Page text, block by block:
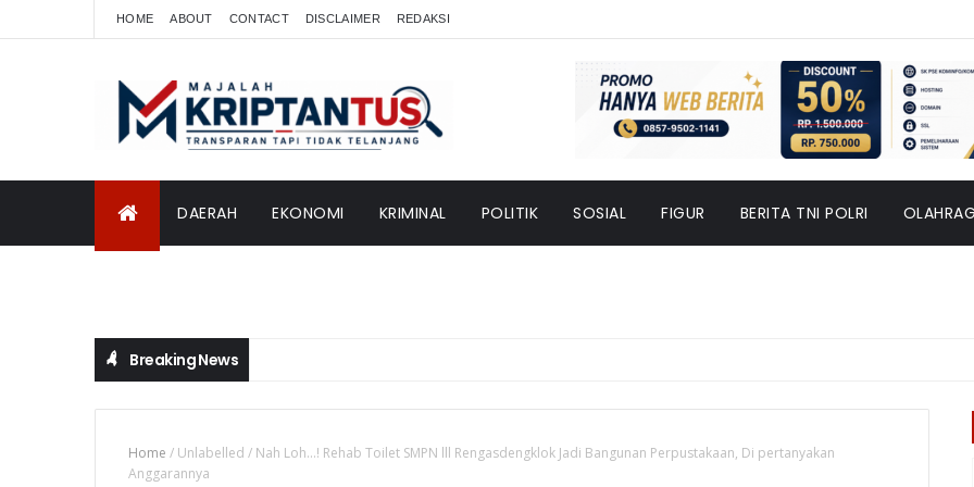
HOME ABOUT CONTACT DISCLAIMER REDAKSI
DAERAH EKONOMI KRIMINAL POLITIK SOSIAL FIGUR BERITA TNI POLRI
Breaking News
Home / Unlabelled / Nah Loh...! Rehab Toilet SMPN lll Rengasdengklok Jadi Bangunan Perpustakaan, Di pertanyakan
Anggarannya